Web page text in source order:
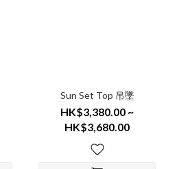
Sun Set Top 吊墜
HK$3,380.00 ~
HK$3,680.00